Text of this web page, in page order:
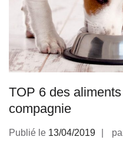
TOP 6 des
compagnie
Publié le 13/04/2019